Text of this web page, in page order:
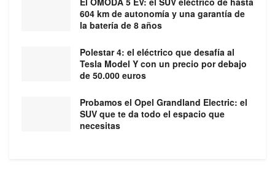
604 km de autonomía y una garantía de
la batería de 8 años
Polestar 4: el eléctrico que desafía al
Tesla Model Y con un precio por debajo
de 50.000 euros
Probamos el Opel Grandland Electric: el
SUV que te da todo el espacio que
necesitas